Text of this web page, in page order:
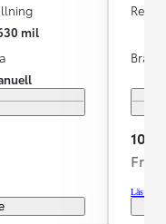
mil
106
Läs mer